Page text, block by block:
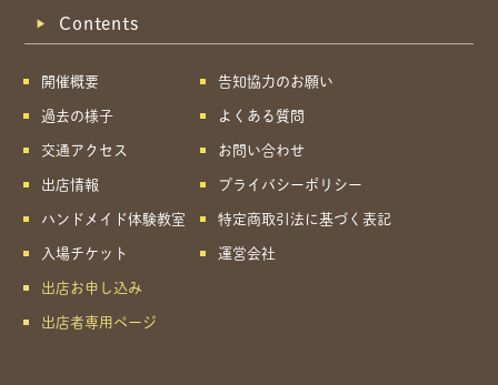
Contents
開催概要
過去の様子
交通アクセス
出店情報
ハンドメイド体験教室
入場チケット
出店お申し込み
出店者専用ページ
告知協力のお願い
よくある質問
お問い合わせ
プライバシーポリシー
特定商取引法に基づく表記
運営会社